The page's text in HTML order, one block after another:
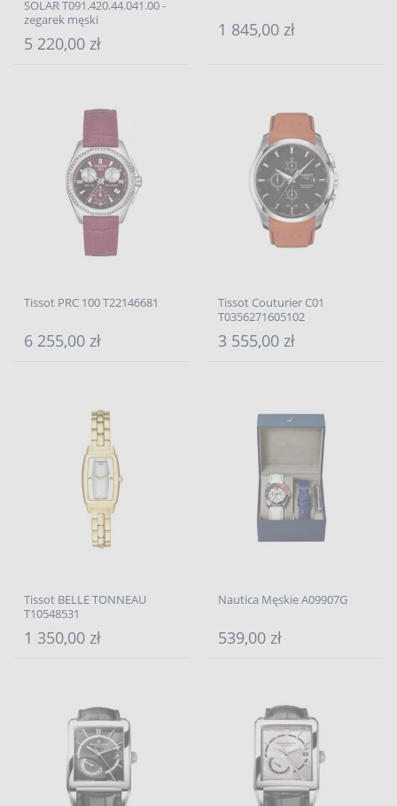
SOLAR T091.420.44.041.00 -
zegarek męski
5 220,00 zł
1 845,00 zł
Tissot PRC 100 T22146681
6 255,00 zł
Tissot Couturier C01
T0356271605102
3 555,00 zł
Tissot BELLE TONNEAU
T10548531
1 350,00 zł
Nautica Męskie A09907G
539,00 zł